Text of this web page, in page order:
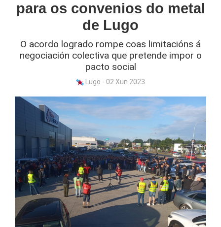
para os convenios do metal
de Lugo
O acordo logrado rompe coas limitacións á
negociación colectiva que pretende impor o
pacto social
Lugo - 02 Xun 2023